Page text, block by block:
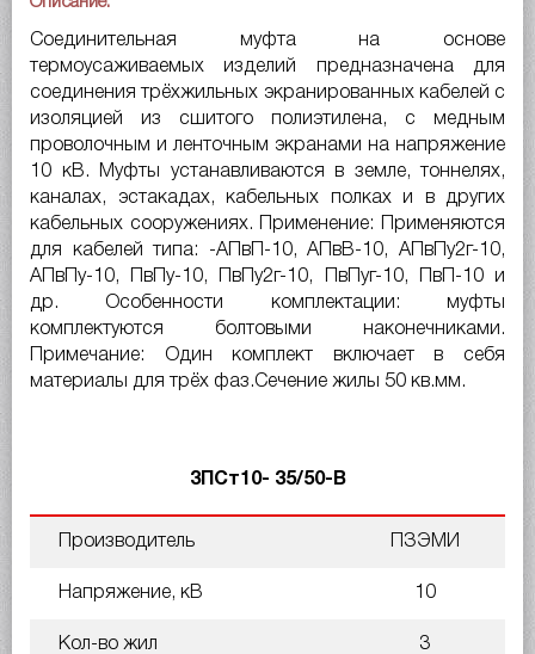
Соединительная муфта на основе
термоусаживаемых изделий предназначена для
соединения трёхжильных экранированных кабелей с
изоляцией из сшитого полиэтилена, с медным
проволочным и ленточным экранами на напряжение
10 кВ. Муфты устанавливаются в земле, тоннелях,
каналах, эстакадах, кабельных полках и в других
кабельных сооружениях. Применение: Применяются
для кабелей типа: -АПвП-10, АПвВ-10, АПвПу2г-10,
АПвПу-10, ПвПу-10, ПвПу2г-10, ПвПуг-10, ПвП-10 и
др. Особенности комплектации: муфты
комплектуются болтовыми наконечниками.
Примечание: Один комплект включает в себя
материалы для трёх фаз.Сечение жилы 50 кв.мм.
3ПСт10- 35/50-В
Производитель ПЗЭМИ
Напряжение, кВ 10
Кол-во жил 3